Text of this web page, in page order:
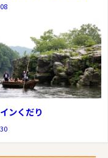
ンくだり